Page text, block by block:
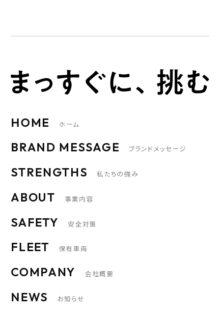
HOME ホーム
BRAND MESSAGE ブランドメッセージ
STRENGTHS 私たちの強み
ABOUT 事業内容
SAFETY 安全対策
FLEET 保有車両
COMPANY 会社概要
NEWS お知らせ